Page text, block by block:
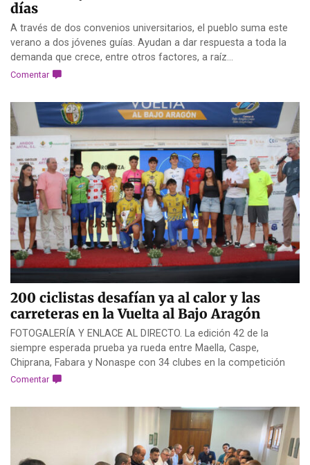
días
A través de dos convenios universitarios, el pueblo suma este
verano a dos jóvenes guías. Ayudan a dar respuesta a toda la
demanda que crece, entre otros factores, a raíz...
Comentar
200 ciclistas desafían ya al calor y las
carreteras en la Vuelta al Bajo Aragón
FOTOGALERÍA Y ENLACE AL DIRECTO. La edición 42 de la
siempre esperada prueba ya rueda entre Maella, Caspe,
Chiprana, Fabara y Nonaspe con 34 clubes en la competición
Comentar